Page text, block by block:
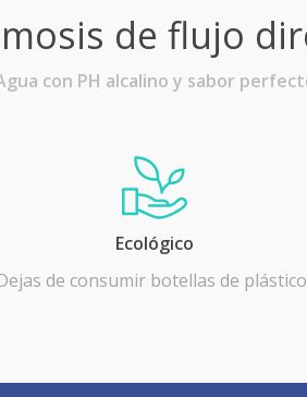
de flujo
con PH alcalino y sabor
Ecológico
de consumir botellas de